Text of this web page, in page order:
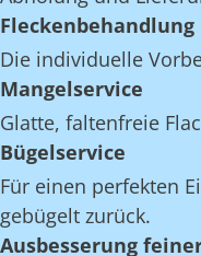
Fleckenbehandlung
Die individuelle
Mangelservice
Glatte, faltenfreie
Bügelservice
Für einen perfekten
gebügelt zurück.
Ausbesserung